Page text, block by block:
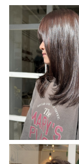
Menu
Product
Blog
Recruit
News
Care